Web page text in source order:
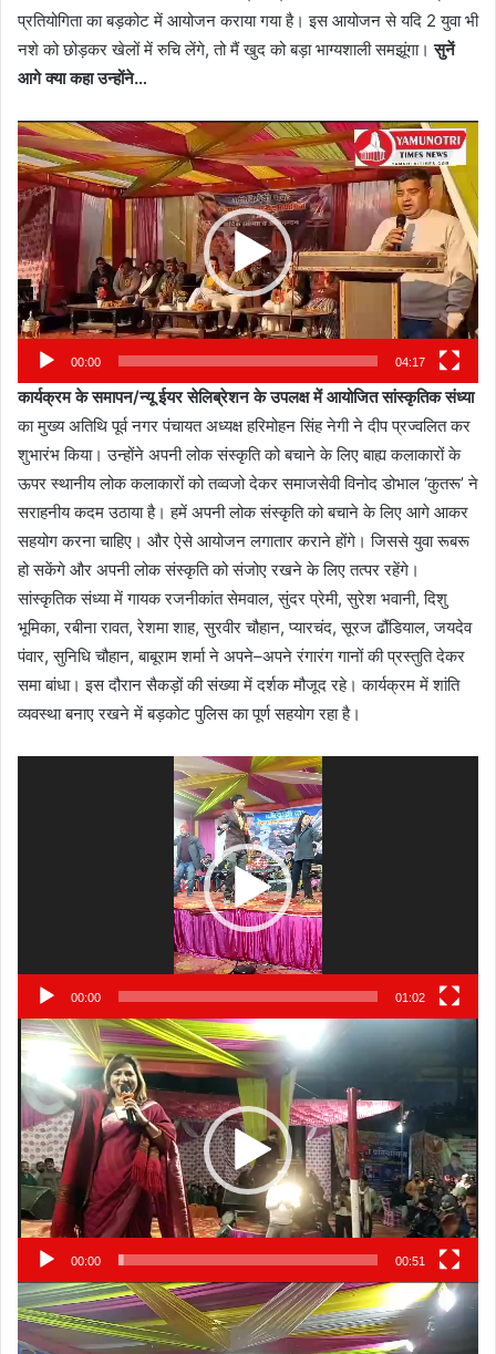
प्रतियोगिता का बड़कोट में आयोजन कराया गया है। इस आयोजन से यदि 2 युवा भी
नशे को छोड़कर खेलों में रुचि लेंगे, तो मैं खुद को बड़ा भाग्यशाली समझूंगा।सुनें
आगे क्या कहा उन्होंने…
Video
Player
00:00 04:17
कार्यक्रम के समापन/न्यू ईयर सेलिब्रेशन के उपलक्ष में आयोजित सांस्कृतिक संध्या
का मुख्य अतिथि पूर्व नगर पंचायत अध्यक्ष हरिमोहन सिंह नेगी ने दीप प्रज्वलित कर
शुभारंभ किया। उन्होंने अपनी लोक संस्कृति को बचाने के लिए बाह्य कलाकारों के
ऊपर स्थानीय लोक कलाकारों को तव्वजो देकर समाजसेवी विनोद डोभाल ‘कुतरू’ ने
सराहनीय कदम उठाया है। हमें अपनी लोक संस्कृति को बचाने के लिए आगे आकर
सहयोग करना चाहिए। और ऐसे आयोजन लगातार कराने होंगे। जिससे युवा रूबरू
हो सकेंगे और अपनी लोक संस्कृति को संजोए रखने के लिए तत्पर रहेंगे।
सांस्कृतिक संध्या में गायक रजनीकांत सेमवाल, सुंदर प्रेमी, सुरेश भवानी, दिशु
भूमिका, रबीना रावत, रेशमा शाह, सुरवीर चौहान, प्यारचंद, सूरज ढौंडियाल, जयदेव
पंवार, सुनिधि चौहान, बाबूराम शर्मा ने अपने–अपने रंगारंग गानों की प्रस्तुति देकर
समा बांधा। इस दौरान सैकड़ों की संख्या में दर्शक मौजूद रहे। कार्यक्रम में शांति
व्यवस्था बनाए रखने में बड़कोट पुलिस का पूर्ण सहयोग रहा है।
00:00 01:02
Video
Player
00:00 00:51
Video
Player